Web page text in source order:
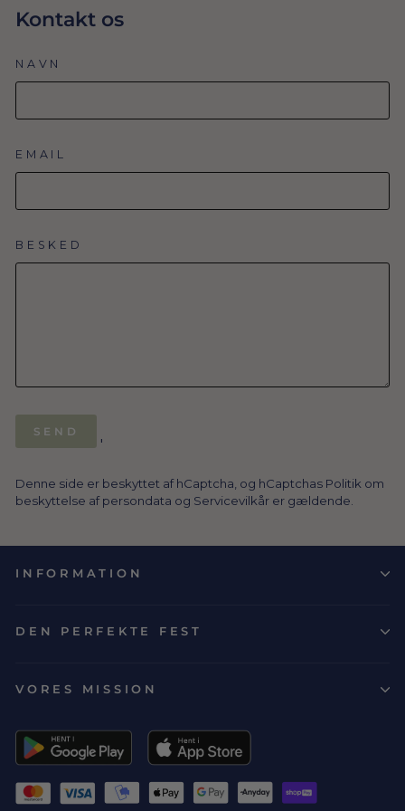
Kontakt os
NAVN
EMAIL
BESKED
SEND
'
Denne side er beskyttet af hCaptcha, og hCaptchas Politik om
beskyttelse af persondata og Servicevilkår er gældende.
INFORMATION
DEN PERFEKTE FEST
VORES MISSION